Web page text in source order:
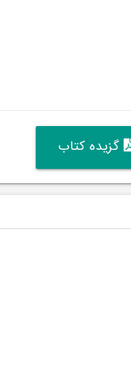
گزیده کتاب